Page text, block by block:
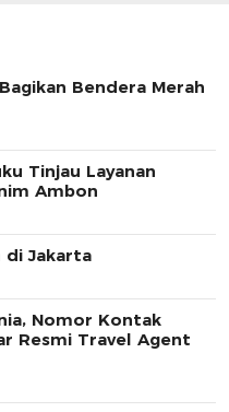
Bendera Merah
Tinjau Layanan
Ambon
di Jakarta
Nomor Kontak
Resmi Travel Agent